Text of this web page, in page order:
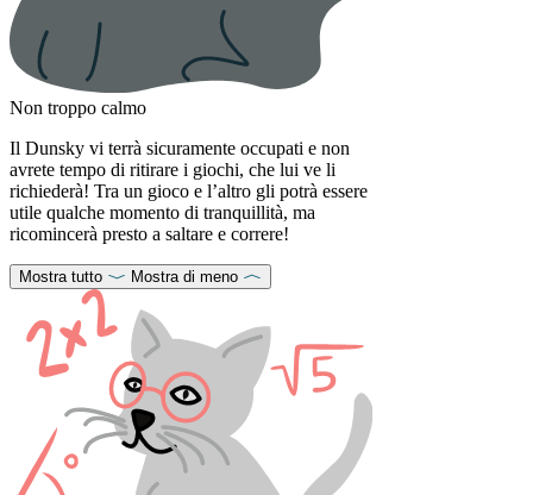
Non troppo calmo
Il Dunsky vi terrà sicuramente occupati e non
avrete tempo di ritirare i giochi, che lui ve li
richiederà! Tra un gioco e l’altro gli potrà essere
utile qualche momento di tranquillità, ma
ricomincerà presto a saltare e correre!
Mostra tutto Mostra di meno